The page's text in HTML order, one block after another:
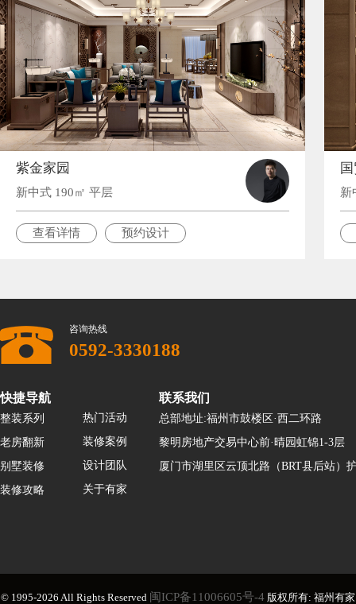
紫金家园
新中式 190㎡ 平层
查看详情 预约设计
新
咨询热线
0592-3330188
快捷导航
整装系列
老房翻新
别墅装修
装修攻略
热门活动
装修案例
设计团队
关于有家
联系我们
总部地址:福州市鼓楼区·西二环路
黎明房地产交易中心前·晴园虹锦1-3层
厦门市湖里区云顶北路（BRT县后站）
© 1995-2026 All Rights Reserved 闽ICP备11006605号-4 版权所有: 福州有家